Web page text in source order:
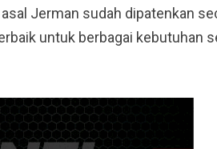
Jerman sudah dipatenkan
untuk berbagai kebutuhan